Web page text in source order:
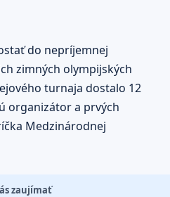
do nepríjemnej
zimných olympijských
turnaja dostalo 12
organizátor a prvých
Medzinárodnej
zaujímať